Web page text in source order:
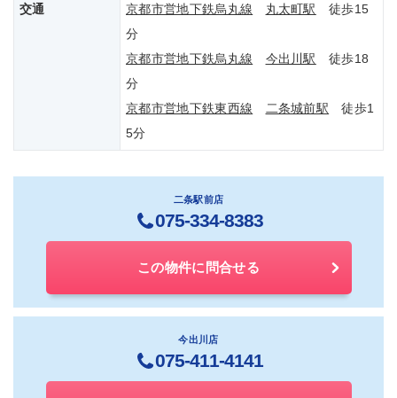
交通 京都市営地下鉄烏丸線 丸太町駅
徒歩15
分
京都市営地下鉄烏丸線
今出川駅
徒歩18
分
京都市営地下鉄東西線
二条城前駅 徒歩1
5分
二条駅前店
075-334-8383
この物件に問合せる
今出川店
075-411-4141